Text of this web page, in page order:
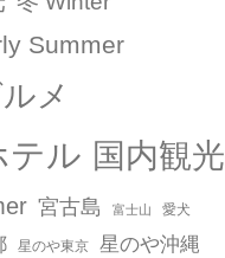
Summer
メ
テル 国内観光
宮古島 富士山 愛犬
星のや東京 星のや沖縄